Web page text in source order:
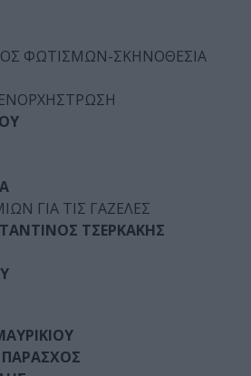
ΦΩΤΙΣΜΩΝ-ΣΚΗΝΟΘΕΣΙΑ
ΓΙΑ ΤΙΣ ΓΑΖΕΛΕΣ
ΤΣΕΡΚΑΚΗΣ
ΠΑΡΑΣΧΟΣ